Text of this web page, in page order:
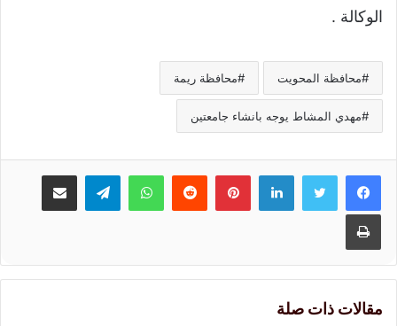
الوكالة .
محافظة المحويت محافظة ريمة
مهدي المشاط يوجه بانشاء جامعتين
لينكدإنبينتيريست واتسابتيلقرام مشاركة عبر البريد
طباعة
مقالات ذات صلة